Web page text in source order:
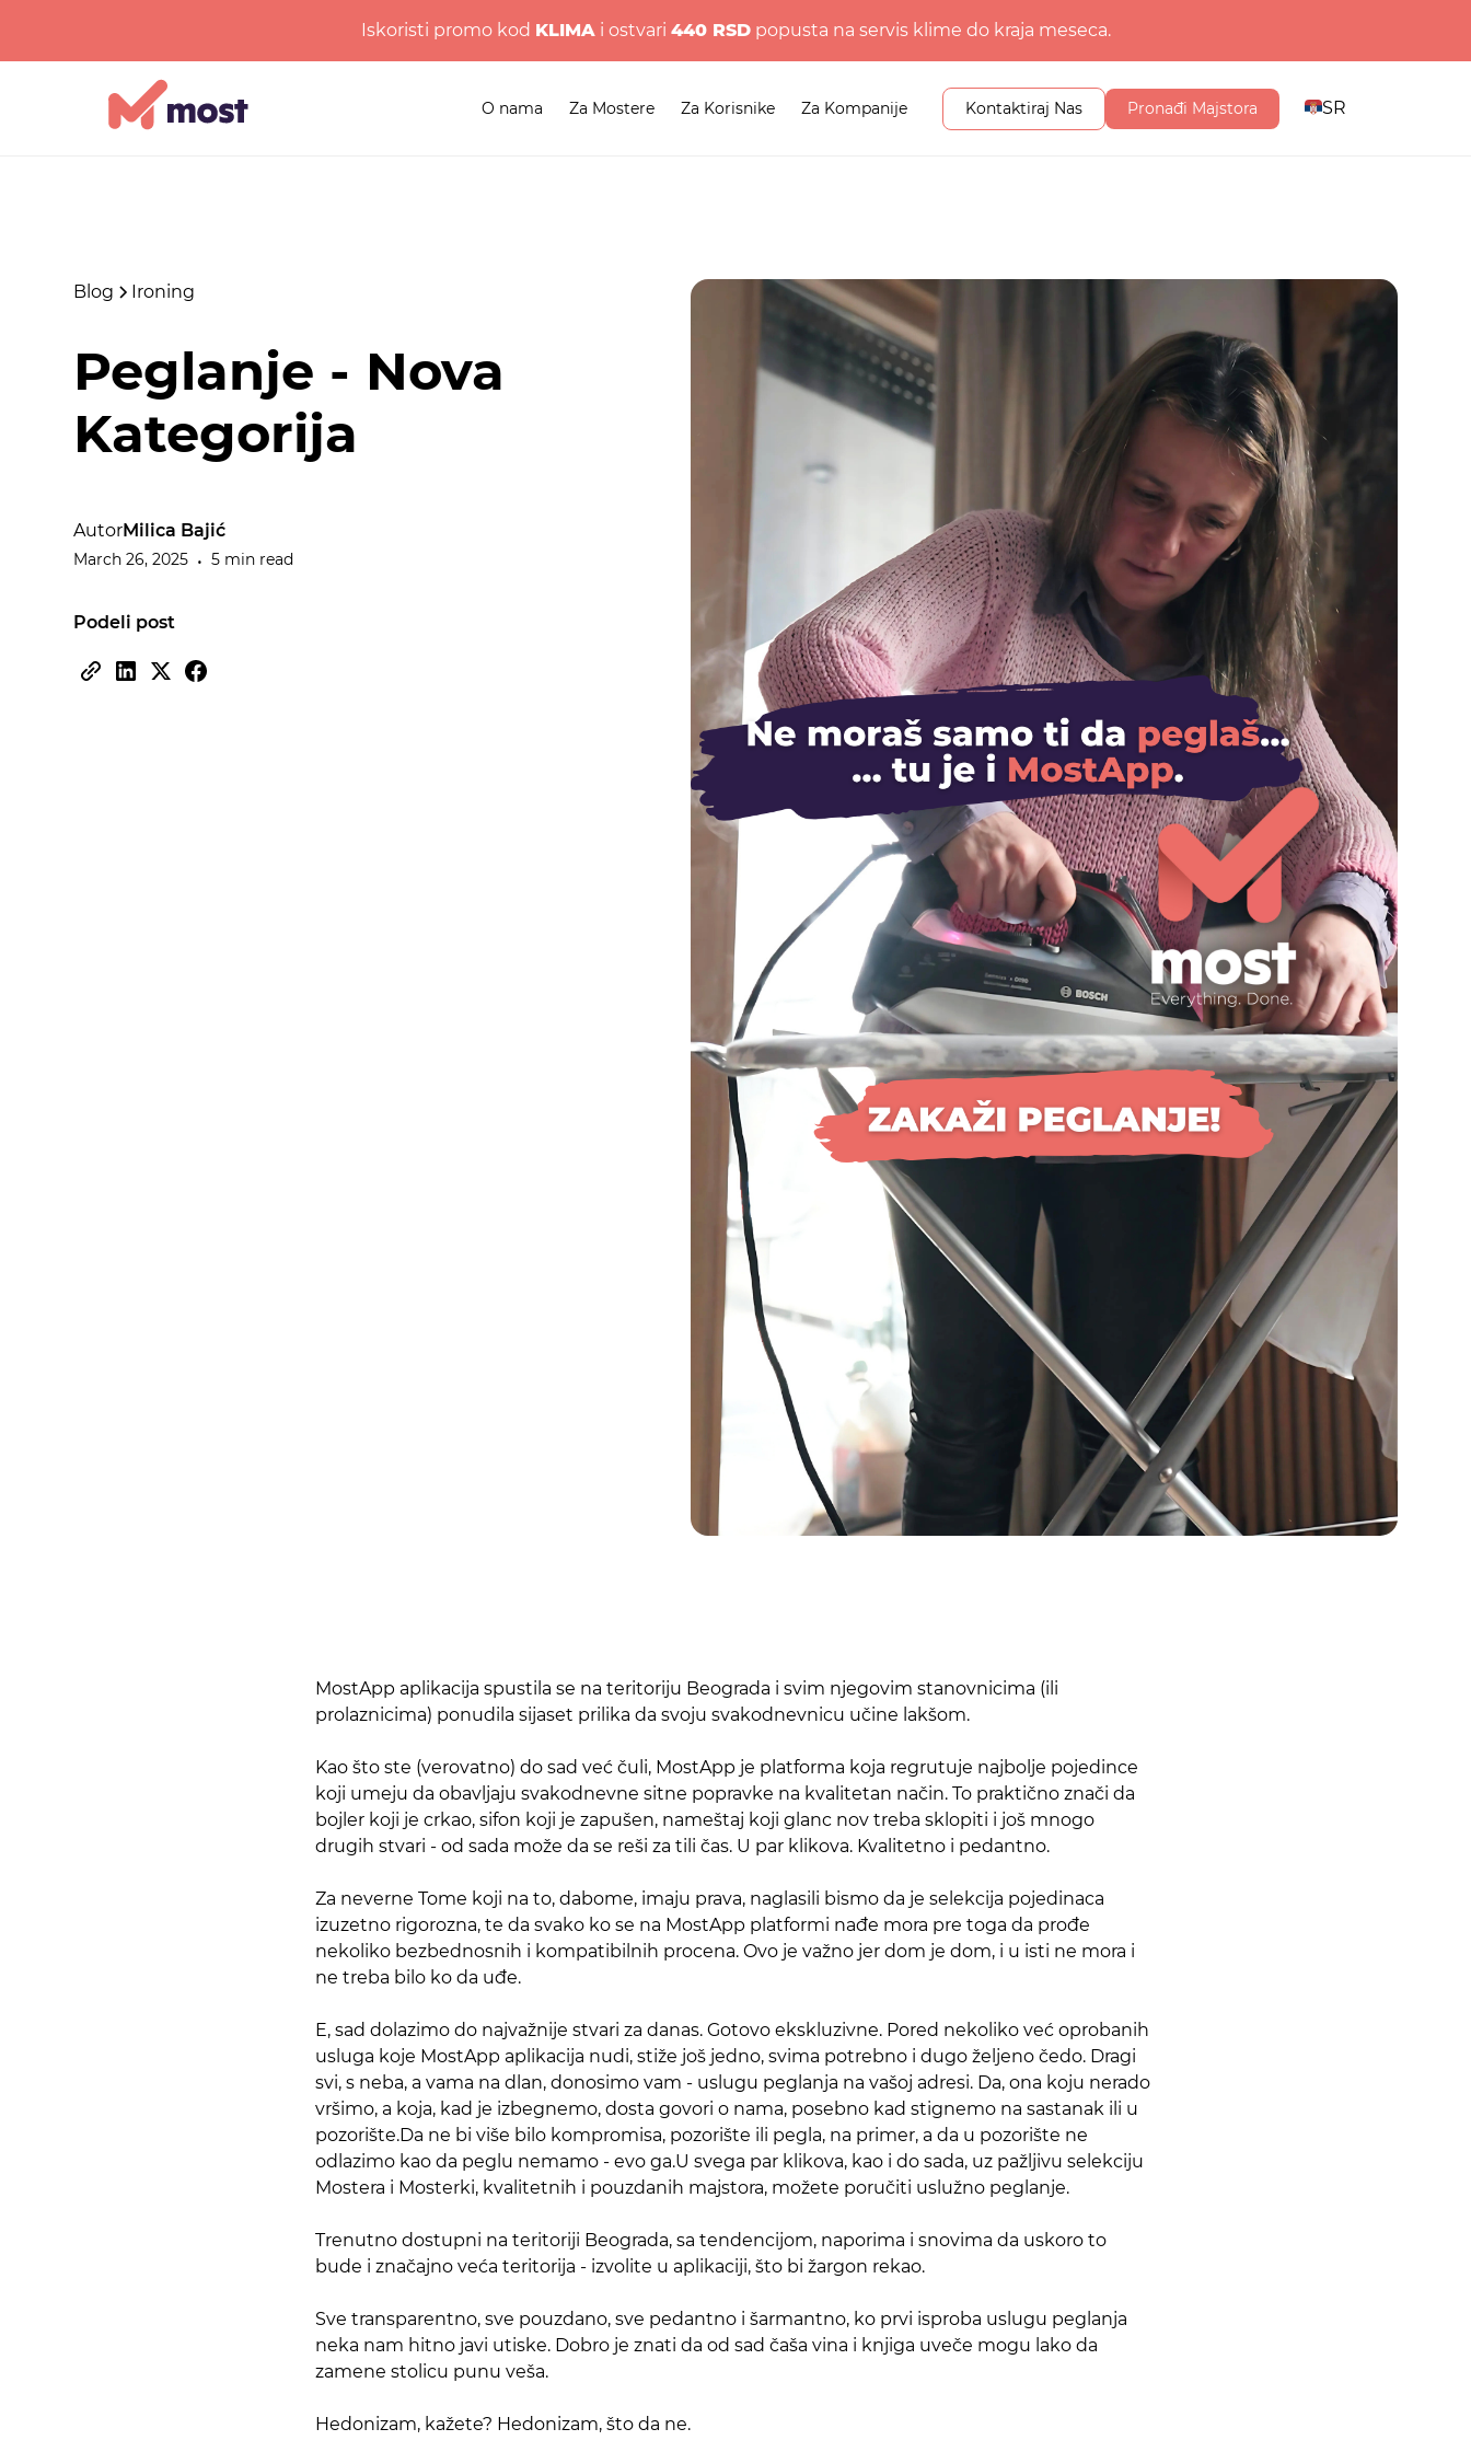
Iskoristi promo kod KLIMAi ostvari 440 RSDpopusta na servis klime do kraja meseca.
O nama Za Mostere Za Korisnike Za Kompanije Kontaktiraj Nas Pronađi Majstora SR
Blog Ironing
Peglanje - Nova
Kategorija
AutorMilica Bajić
March 26, 2025 • 5 min read
Podeli post
MostApp aplikacija spustila se na teritoriju Beograda i svim njegovim stanovnicima (ili
prolaznicima) ponudila sijaset prilika da svoju svakodnevnicu učine lakšom.
Kao što ste (verovatno) do sad već čuli, MostApp je platforma koja regrutuje najbolje pojedince
koji umeju da obavljaju svakodnevne sitne popravke na kvalitetan način. To praktično znači da
bojler koji je crkao, sifon koji je zapušen, nameštaj koji glanc nov treba sklopiti i još mnogo
drugih stvari - od sada može da se reši za tili čas. U par klikova. Kvalitetno i pedantno.
Za neverne Tome koji na to, dabome, imaju prava, naglasili bismo da je selekcija pojedinaca
izuzetno rigorozna, te da svako ko se na MostApp platformi nađe mora pre toga da prođe
nekoliko bezbednosnih i kompatibilnih procena. Ovo je važno jer dom je dom, i u isti ne mora i
ne treba bilo ko da uđe.
E, sad dolazimo do najvažnije stvari za danas. Gotovo ekskluzivne. Pored nekoliko već oprobanih
usluga koje MostApp aplikacija nudi, stiže još jedno, svima potrebno i dugo željeno čedo. Dragi
svi, s neba, a vama na dlan, donosimo vam - uslugu peglanja na vašoj adresi. Da, ona koju nerado
vršimo, a koja, kad je izbegnemo, dosta govori o nama, posebno kad stignemo na sastanak ili u
pozorište.Da ne bi više bilo kompromisa, pozorište ili pegla, na primer, a da u pozorište ne
odlazimo kao da peglu nemamo - evo ga.U svega par klikova, kao i do sada, uz pažljivu selekciju
Mostera i Mosterki, kvalitetnih i pouzdanih majstora, možete poručiti uslužno peglanje.
Trenutno dostupni na teritoriji Beograda, sa tendencijom, naporima i snovima da uskoro to
bude i značajno veća teritorija - izvolite u aplikaciji, što bi žargon rekao.
Sve transparentno, sve pouzdano, sve pedantno i šarmantno, ko prvi isproba uslugu peglanja
neka nam hitno javi utiske. Dobro je znati da od sad čaša vina i knjiga uveče mogu lako da
zamene stolicu punu veša.
Hedonizam, kažete? Hedonizam, što da ne.